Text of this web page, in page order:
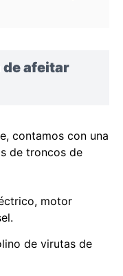
de afeitar
contamos con una
de troncos de
motor
de virutas de